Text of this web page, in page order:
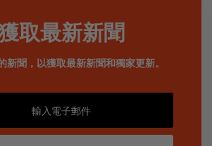
取最新新聞
新聞，以獲取最新新聞和獨家更新。